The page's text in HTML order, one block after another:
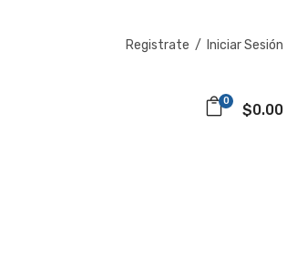
Registrate / Iniciar Sesión
$0.00
0